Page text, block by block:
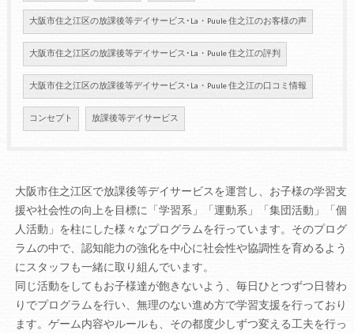
大阪市住之江区の放課後等デイサービス･La・Puule 住之江のお客様の声
大阪市住之江区の放課後等デイサービス･La・Puule 住之江の評判
大阪市住之江区の放課後等デイサービス･La・Puule 住之江の口コミ情報
コンセプト 放課後等デイサービス
大阪市住之江区で放課後等デイサービスを運営し、お子様の学習支
援や社会性の向上を目標に「学習系」「運動系」「集団活動」「個
人活動」を柱にした様々なプログラムを行っています。そのプログ
ラムの中で、認知能力の強化を中心に社会性や協調性を育めるよう
にスタッフも一緒に取り組んでいます。
同じ活動をしてもお子様達が飽きないよう、毎日ひとつずつ日替わ
りでプログラムを行い、無理のない進め方で学習支援を行っており
ます。ゲーム内容やルールも、その都度少しずつ変える工夫を行っ